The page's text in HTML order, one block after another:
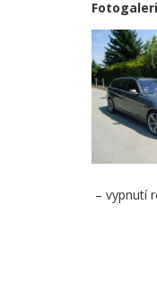
– vypnutí